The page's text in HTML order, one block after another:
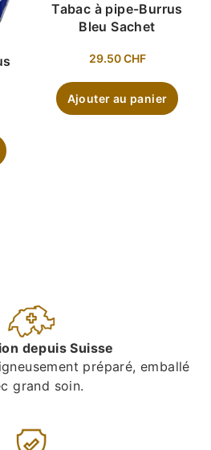
Tabac à pipe-Burrus
Bleu Sachet
29.50CHF
Ajouter au panier
depuis Suisse
préparé, emballé
grand soin.